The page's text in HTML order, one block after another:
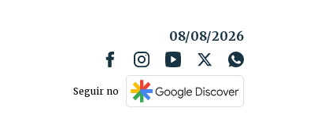
08/08/2026
Seguir no